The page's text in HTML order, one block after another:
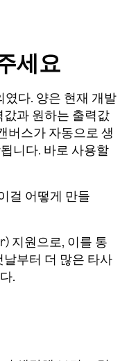
세요
다. 양은 현재 개발
값과 원하는 출력값
버스가 자동으로 생
니다. 바로 사용할
걸 어떻게 만들
지원으로, 이를 통
부터 더 많은 타사
.